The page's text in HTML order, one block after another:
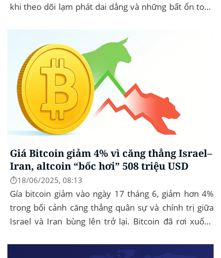
khi theo dõi lạm phát dai dẳng và những bất ổn toàn
Giá Bitcoin giảm 4% vì căng thẳng Israel–
Iran, altcoin “bốc hơi” 508 triệu USD
⏱️18/06/2025, 08:13
Gía bitcoin giảm vào ngày 17 tháng 6, giảm hơn 4%
trong bối cảnh căng thẳng quân sự và chính trị giữa
Israel và Iran bùng lên trở lại. Bitcoin đã rơi xuống